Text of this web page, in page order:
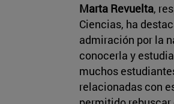
Marta Revuelta,
Ciencias, ha
admiración por la
conocerla y
muchos
relacionadas con